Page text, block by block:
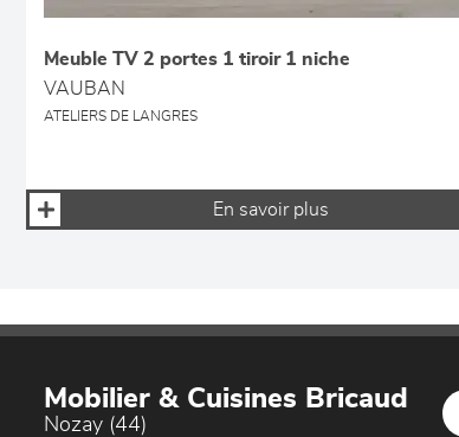
Meuble TV 2 portes 1 tiroir 1 niche
VAUBAN
ATELIERS DE LANGRES
En savoir plus
Mobilier & Cuisines Bricaud
Nozay (44)